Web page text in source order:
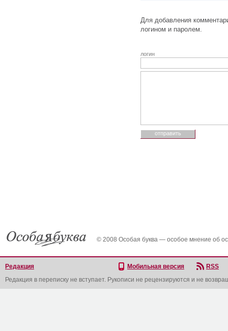
Для добавления
логином и паролем.
логин
© 2008 Особая буква — особое мнение об
Редакция Мобильная версия
RSS
Редакция в переписку не вступает. Рукописи не рецензируются и не